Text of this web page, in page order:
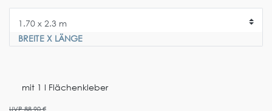
BREITE X LÄNGE
mit 1 l Flächenkleber